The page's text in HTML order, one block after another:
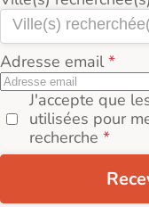
Adresse email
J'accepte que
utilisées pour
recherche